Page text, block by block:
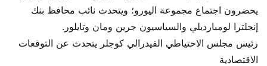
يحضرون اجتماع مجموعة اليورو؛ ويتحدث نائب محافظ بنك
إنجلترا لومبارديلي والسياسيون جرين ومان وتايلور.
رئيس مجلس الاحتياطي الفيدرالي كوجلر يتحدث عن التوقعات
الاقتصادية